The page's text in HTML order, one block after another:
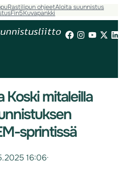
Rastilipun ohjeetAloita suunnistus
Fin5Kuvapankki
Koski mitaleilla
sprintissä
16:06·